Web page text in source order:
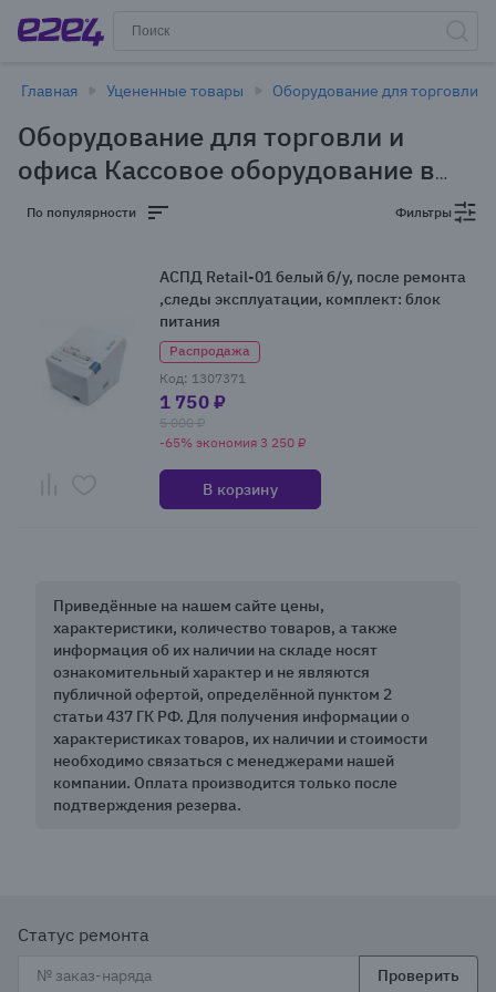
Главная Уцененные товары Оборудование для торговли
Оборудование для торговли и
офиса Кассовое оборудование в
Новосибирске - уцененные товары
По популярности Фильтры
АСПД Retail-01 белый б/у, после ремонта
,следы эксплуатации, комплект: блок
питания
Распродажа
Код: 1307371
1 750 ₽
5 000 ₽
-65% экономия 3 250 ₽
В корзину
Приведённые на нашем сайте цены,
характеристики, количество товаров, а также
информация об их наличии на складе носят
ознакомительный характер и не являются
публичной офертой, определённой пунктом 2
статьи 437 ГК РФ. Для получения информации о
характеристиках товаров, их наличии и стоимости
необходимо связаться с менеджерами нашей
компании. Оплата производится только после
подтверждения резерва.
Статус ремонта
Проверить